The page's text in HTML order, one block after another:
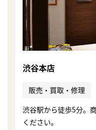
渋谷本店
販売・買取・修理
渋谷駅から徒歩5分。
ください。
か